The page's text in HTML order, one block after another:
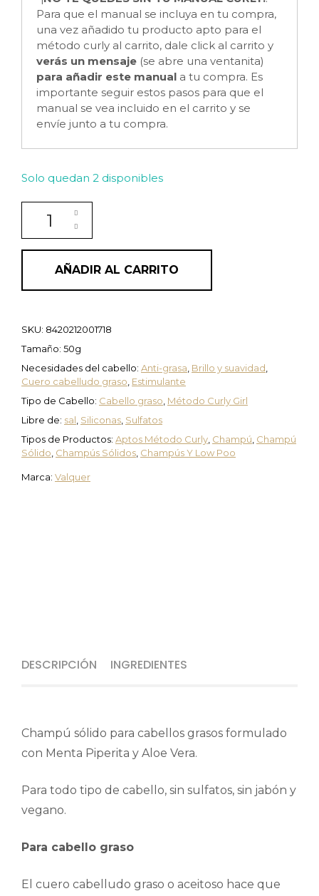
Para que el manual se incluya en tu compra,
una vez añadido tu producto apto para el
método curly al carrito, dale click al carrito y
verás un mensaje (se abre una ventanita)
para añadir este manual a tu compra. Es
importante seguir estos pasos para que el
manual se vea incluido en el carrito y se
envíe junto a tu compra.
Solo quedan 2 disponibles
Champú sólido PURE para cabello graso de
AÑADIR AL CARRITO
SKU: 8420212001718
Tamaño: 50g
Necesidades del cabello: Anti-grasa, Brillo y suavidad,
Cuero cabelludo graso, Estimulante
Tipo de Cabello: Cabello graso, Método Curly Girl
Libre de: sal, Siliconas, Sulfatos
Tipos de Productos: Aptos Método Curly, Champú, Champú
Sólido, Champús Sólidos, Champús Y Low Poo
Marca: Valquer
DESCRIPCIÓN INGREDIENTES
Champú sólido para cabellos grasos formulado
con Menta Piperita y Aloe Vera.
Para todo tipo de cabello, sin sulfatos, sin jabón y
vegano.
Para cabello graso
El cuero cabelludo graso o aceitoso hace que